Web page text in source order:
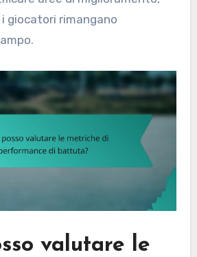
giocatori rimangano
valutare le